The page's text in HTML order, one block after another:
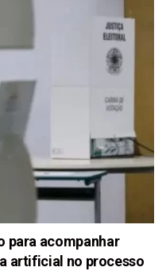
para acompanhar
artificial no processo